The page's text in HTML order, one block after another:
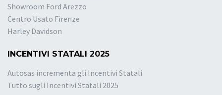
Showroom Ford Arezzo
Centro Usato Firenze
Harley Davidson
INCENTIVI STATALI 2025
Autosas incrementa gli Incentivi Statali
Tutto sugli Incentivi Statali 2025